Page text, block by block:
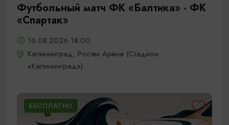
Футбольный матч ФК «Балтика» - ФК
«Спартак»
16.08.2026 18:00
Калининград, Ростех Арена (Стадион
«Калининград»)
БЕСПЛАТНО